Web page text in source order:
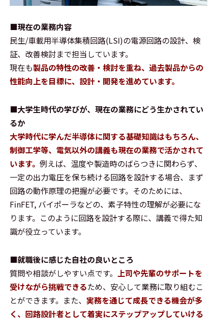
■現在の業務内容
民生/車載用半導体集積回路(LSI)の電源回路の設計、検
証、改善検討まで担当しています。
現在も製品の特性の改善・検討を重ね、過去製品からの
性能向上を目標に、設計・開発を進めています。
■大学生時代の学びが、現在の業務にどう生かされてい
るか
大学時代に学んだ半導体に関する基礎知識はもちろん、
制御工学等、電気以外の講義も現在の業務で活かされて
います。 例えば、温度や製造時のばらつきに関わらず、
一定の出力電圧を保ち続ける回路を設計する場合、まず
回路の動作原理の把握が必要です。そのためには、
FinFET, バイポーラなどの、素子特性の理解が必要にな
ります。このように回路を設計する際に、講義で得た知
識が役立っています。
■就職後に感じた自社の良いところ
質問や相談がしやすい点です。 上司や先輩のサポートを
受けながら挑戦できるため、安心して業務に取り組むこ
とができます。また、 実務を通じて成長できる機会が多
く、回路設計者として着実にステップアップしていける